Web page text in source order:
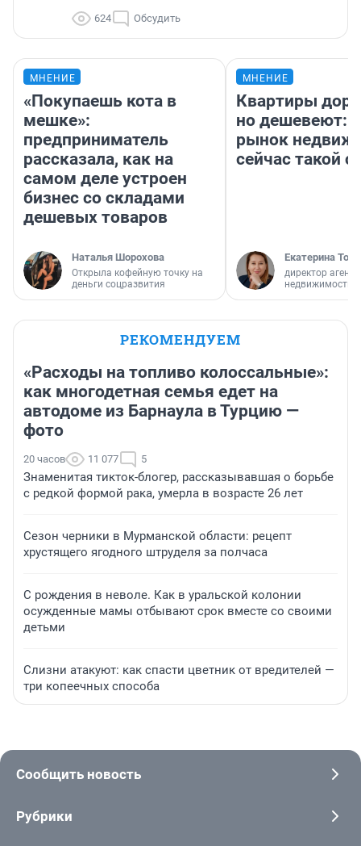
624 Обсудить
МНЕНИЕ
«Покупаешь кота в
мешке»:
предприниматель
рассказала, как на
самом деле устроен
бизнес со складами
дешевых товаров
Наталья Шорохова
Открыла кофейную точку на
деньги соцразвития
МНЕНИЕ
Квартиры
но дешевеют:
рынок
сейчас такой
Екатерина
директор
недвижимости
РЕКОМЕНДУЕМ
«Расходы на топливо колоссальные»:
как многодетная семья едет на
автодоме из Барнаула в Турцию —
фото
20 часов 11 077 5
Знаменитая тикток-блогер, рассказывавшая о борьбе
с редкой формой рака, умерла в возрасте 26 лет
Сезон черники в Мурманской области: рецепт
хрустящего ягодного штруделя за полчаса
С рождения в неволе. Как в уральской колонии
осужденные мамы отбывают срок вместе со своими
детьми
Слизни атакуют: как спасти цветник от вредителей —
три копеечных способа
Сообщить новость
Рубрики